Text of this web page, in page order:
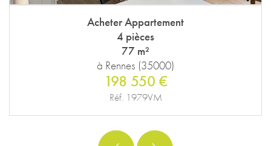
Acheter Appartement
4 pièces
77 m²
à Rennes (35000)
198 550 €
Réf. 1979VM